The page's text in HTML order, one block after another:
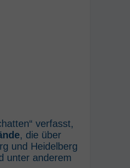
verfasst,
, die über
und Heidelberg
unter anderem